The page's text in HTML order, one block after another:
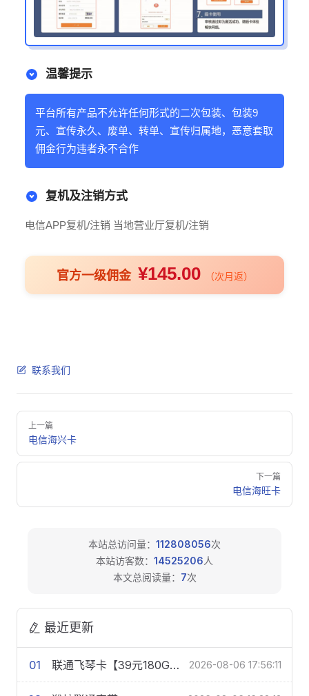
温馨提示
平台所有产品不允许任何形式的二次包装、包装9
元、宣传永久、废单、转单、宣传归属地，恶意套取
佣金行为违者永不合作
复机及注销方式
电信APP复机/注销 当地营业厅复机/注销
官方一级佣金 ¥145.00 （次月返）
联系我们
Pager
上一篇
电信海兴卡
下一篇
电信海旺卡
本站总访问量： 112808056次
本站访客数： 14525206人
本文总阅读量： 7次
最近更新
01 联通飞琴卡【39元180G+200分钟】 2026-08-06 17:56:11